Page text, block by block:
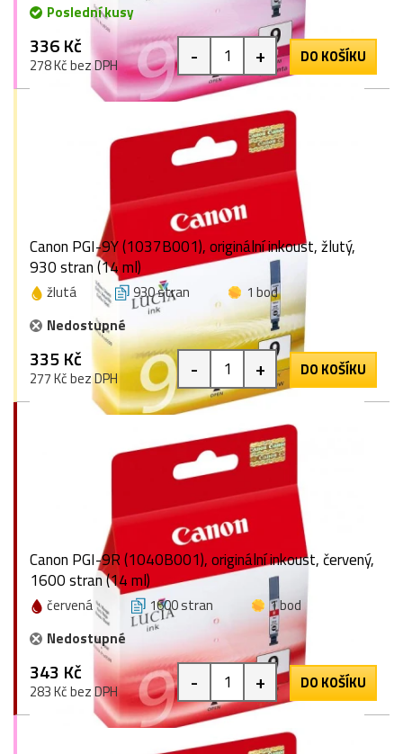
Poslední kusy
336 Kč
278 Kč bez DPH - + DO KOŠÍKU
Canon PGI-9Y (1037B001), originální inkoust, žlutý,
930 stran (14 ml)
žlutá 930 stran
1 bod
Nedostupné
335 Kč
277 Kč bez DPH - + DO KOŠÍKU
Canon PGI-9R (1040B001), originální inkoust, červený,
1600 stran (14 ml)
červená 1600 stran
1 bod
Nedostupné
343 Kč
283 Kč bez DPH - + DO KOŠÍKU